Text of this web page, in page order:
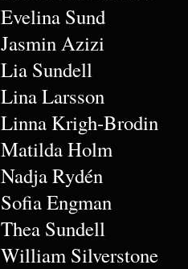
Evelina Sund
Jasmin Azizi
Lia Sundell
Lina Larsson
Linna Krigh-Brodin
Matilda Holm
Nadja Rydén
Sofia Engman
Thea Sundell
William Silverstone